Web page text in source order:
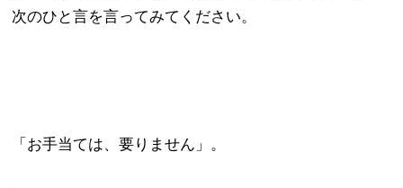
次のひと言を言ってみてください。
「お手当ては、要りません」。